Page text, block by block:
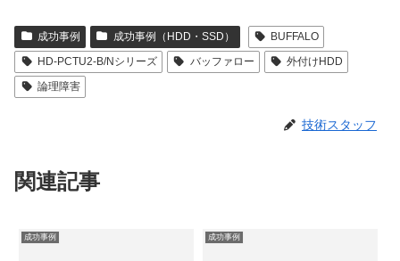
成功事例 成功事例（HDD・SSD）
BUFFALO
HD-PCTU2-B/Nシリーズ
バッファロー
外付けHDD
論理障害
技術スタッフ
関連記事
成功事例 成功事例